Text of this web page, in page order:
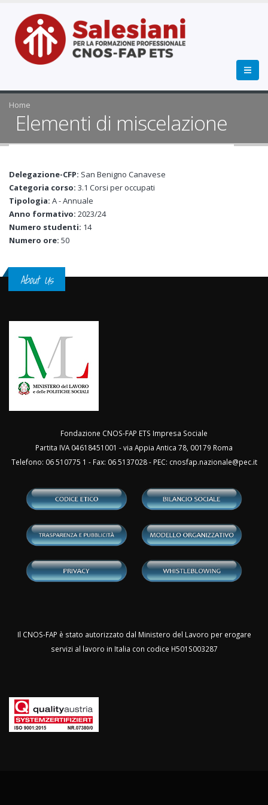
Home
Elementi di miscelazione
Delegazione-CFP: San Benigno Canavese
Categoria corso: 3.1 Corsi per occupati
Tipologia: A - Annuale
Anno formativo: 2023/24
Numero studenti: 14
Numero ore: 50
About Us
Fondazione CNOS-FAP ETS Impresa Sociale
Partita IVA 04618451001 - via Appia Antica 78, 00179 Roma
Telefono: 06 510775 1 - Fax: 06 5137028 - PEC: cnosfap.nazionale@pec.it
Il CNOS-FAP è stato autorizzato dal Ministero del Lavoro per erogare
servizi al lavoro in Italia con codice H501S003287